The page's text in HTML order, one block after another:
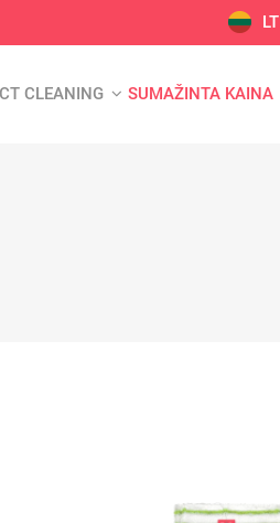
LT
CLEANING SUMAŽINTA KAINA